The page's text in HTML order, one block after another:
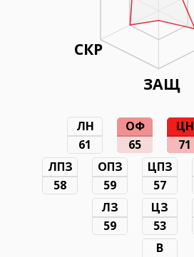
ЗАЩ
СКР
ЛН
61
ОФ
65
ЦН
71
ЛПЗ
58
ОПЗ
59
ЦПЗ
57
ЛЗ
59
ЦЗ
53
В